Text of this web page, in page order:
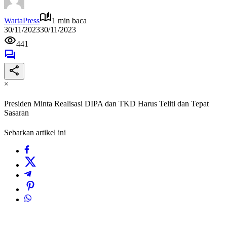
WartaPress
1 min baca
30/11/202330/11/2023
441
×
Presiden Minta Realisasi DIPA dan TKD Harus Teliti dan Tepat
Sasaran
Sebarkan artikel ini